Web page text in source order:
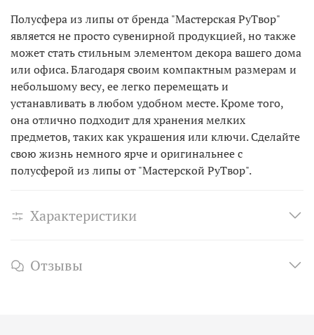
Полусфера из липы от бренда "Мастерская РуТвор"
является не просто сувенирной продукцией, но также
может стать стильным элементом декора вашего дома
или офиса. Благодаря своим компактным размерам и
небольшому весу, ее легко перемещать и
устанавливать в любом удобном месте. Кроме того,
она отлично подходит для хранения мелких
предметов, таких как украшения или ключи. Сделайте
свою жизнь немного ярче и оригинальнее с
полусферой из липы от "Мастерской РуТвор".
Характеристики
Отзывы